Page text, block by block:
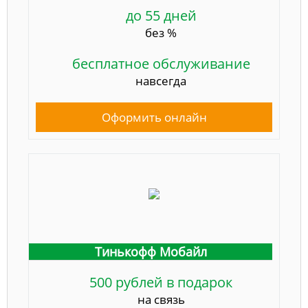
до 55 дней
без %
бесплатное обслуживание
навсегда
Оформить онлайн
Тинькофф Мобайл
500 рублей в подарок
на связь